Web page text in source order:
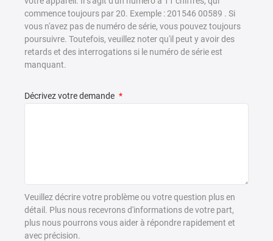
commence toujours par 20. Exemple : 201546 00589 . Si
vous n'avez pas de numéro de série, vous pouvez toujours
poursuivre. Toutefois, veuillez noter qu'il peut y avoir des
retards et des interrogations si le numéro de série est
manquant.
Décrivez votre demande
Veuillez décrire votre problème ou votre question plus en
détail. Plus nous recevrons d'informations de votre part,
plus nous pourrons vous aider à répondre rapidement et
avec précision.